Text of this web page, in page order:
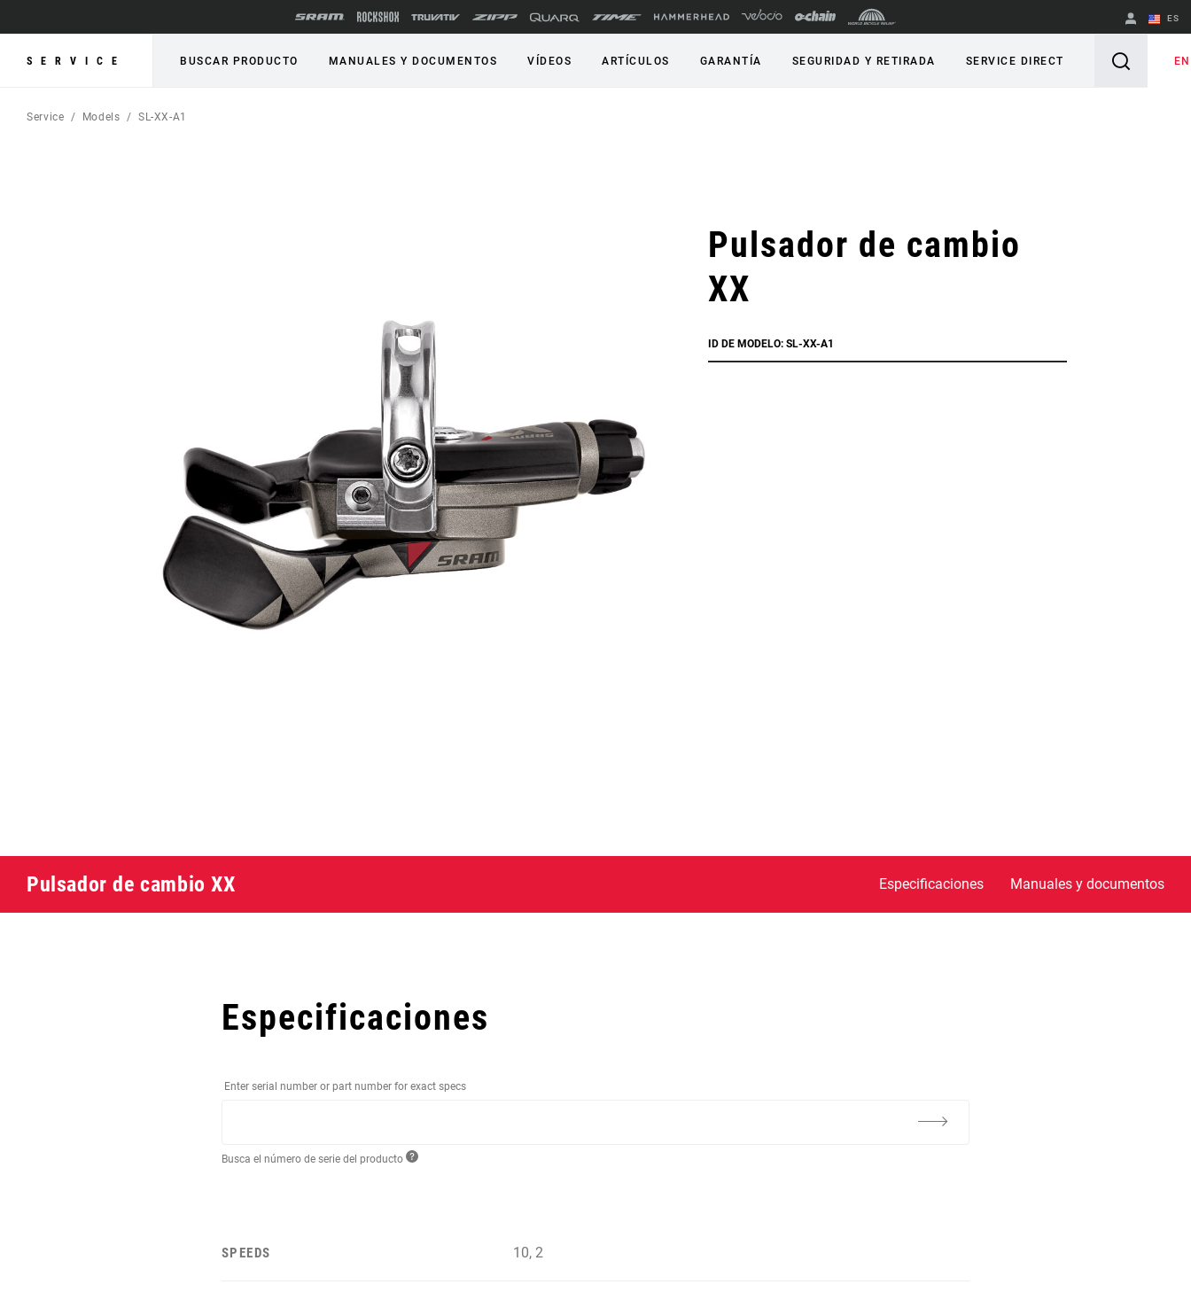
ES
English
SERVICE BUSCAR PRODUCTO MANUALES Y DOCUMENTOS VÍDEOS ARTÍCULOS GARANTÍA SEGURIDAD Y RETIRADA SERVICE DIRECT
Service Models SL-XX-A1
Pulsador de cambio
XX
ID DE MODELO: SL-XX-A1
Pulsador de cambio XX Especificaciones Manuales y documentos
Especificaciones
Enter serial number or part number for exact specs
Busca el número de serie del producto
SPEEDS 10, 2